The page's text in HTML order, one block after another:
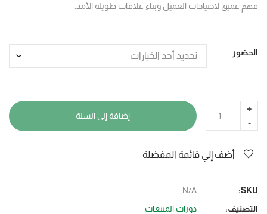
فهم عميق لاحتياجات العميل وبناء علاقات طويلة الأمد.
الحضور
إضافة إلى السلة
أضف إلي قائمة المفضلة
SKU:
N/A
التصنيف:
دورات المبيعات